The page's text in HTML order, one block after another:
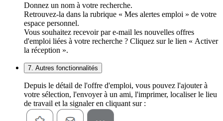
Donnez un nom à votre recherche.
Retrouvez-la dans la rubrique « Mes alertes emploi » de votre
espace personnel.
Vous souhaitez recevoir par e-mail les nouvelles offres
d'emploi liées à votre recherche ? Cliquez sur le lien « Activer
la réception ».
7. Autres fonctionnalités
Depuis le détail de l'offre d'emploi, vous pouvez l'ajouter à
votre sélection, l'envoyer à un ami, l'imprimer, localiser le lieu
de travail et la signaler en cliquant sur :